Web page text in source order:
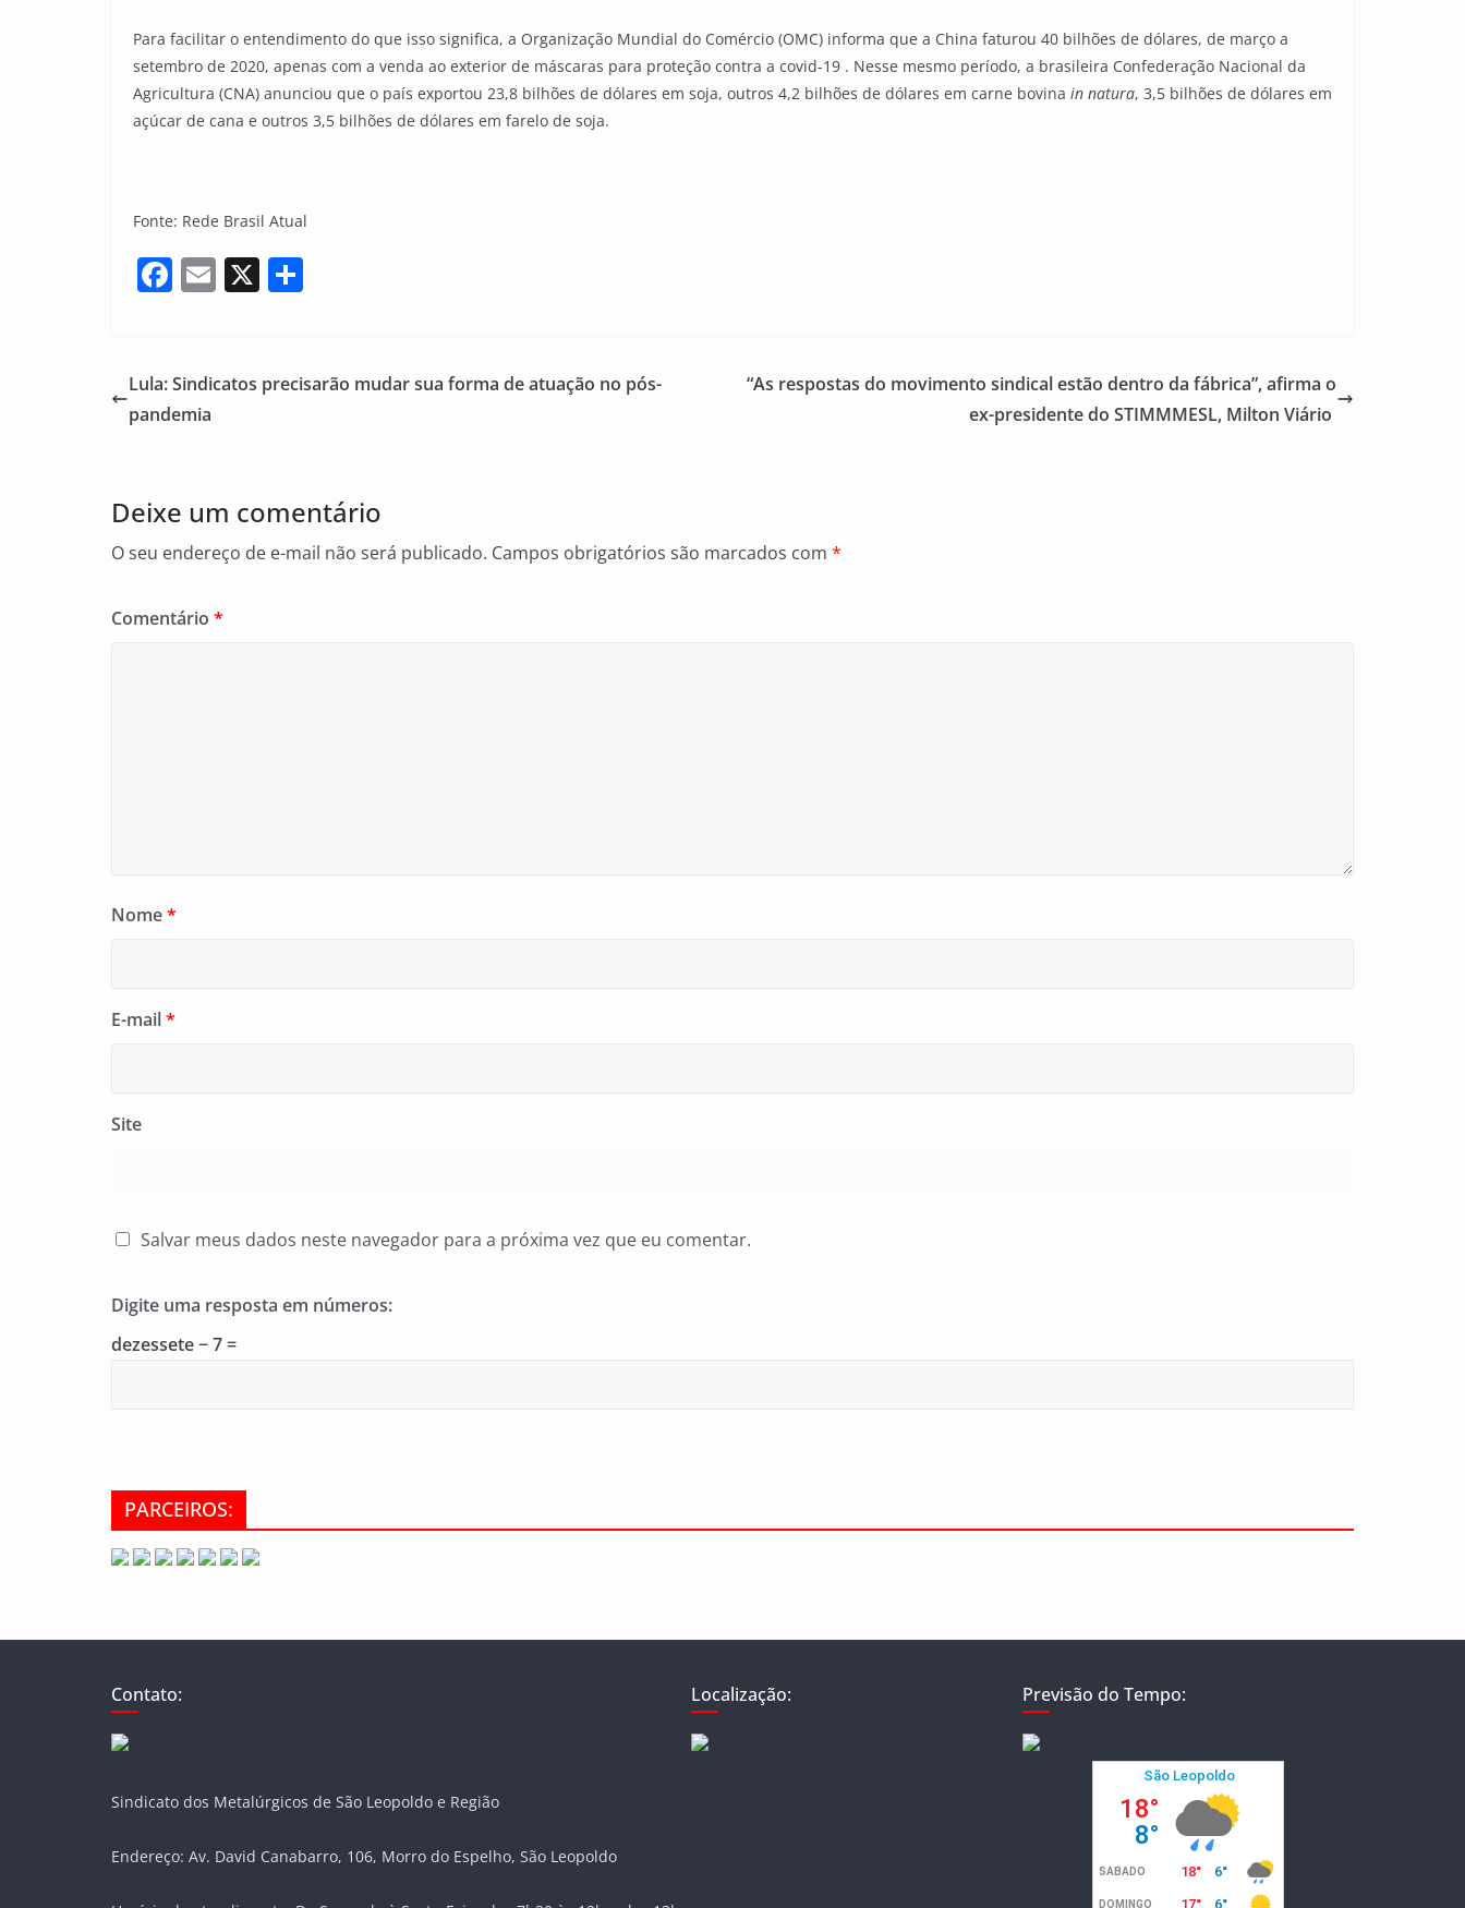
Para facilitar o entendimento do que isso significa, a Organização Mundial do Comércio (OMC) informa que a China faturou 40 bilhões de dólares, de março a
setembro de 2020, apenas com a venda ao exterior de máscaras para proteção contra a covid-19 . Nesse mesmo período, a brasileira Confederação Nacional da
Agricultura (CNA) anunciou que o país exportou 23,8 bilhões de dólares em soja, outros 4,2 bilhões de dólares em carne bovina in natura, 3,5 bilhões de dólares em
açúcar de cana e outros 3,5 bilhões de dólares em farelo de soja.
Fonte: Rede Brasil Atual
F
e
b
k
E
l
X
e
Lula: Sindicatos precisarão mudar sua forma de atuação no pós-
pandemia
“As respostas do movimento sindical estão dentro da fábrica”, afirma o
ex-presidente do STIMMMESL, Milton Viário
Deixe um comentário
O seu endereço de e-mail não será publicado. Campos obrigatórios são marcados com *
Comentário *
Nome*
E-mail*
Site
Salvar meus dados neste navegador para a próxima vez que eu comentar.
Digite uma resposta em números:
dezessete − 7 =
PARCEIROS:
Contato:
Sindicato dos Metalúrgicos de São Leopoldo e Região
Endereço: Av. David Canabarro, 106, Morro do Espelho, São Leopoldo
Localização: Previsão do Tempo: